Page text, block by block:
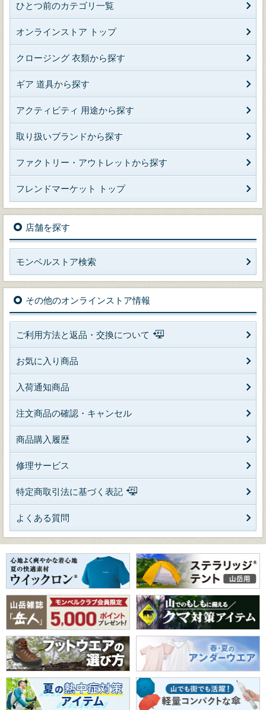
ひとつ前のカテゴリ一覧
オンラインストア トップ
クロージング 衣類から探す
ギア 道具から探す
アクティビティ 用途から探す
取り扱いブランドから探す
ファクトリー・アウトレットから探す
フレンドマーケット トップ
店舗を探す
モンベルストア検索
その他のオンラインストア情報
ご利用方法と返品・交換について
お気に入り商品
入荷通知商品
注文商品の確認・キャンセル
商品購入履歴
修理サービス
特定商取引法に基づく表記
よくある質問